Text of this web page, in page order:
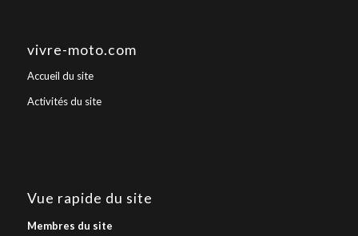
vivre-moto.com
Accueil du site
Activités du site
Vue rapide du site
Membres du site